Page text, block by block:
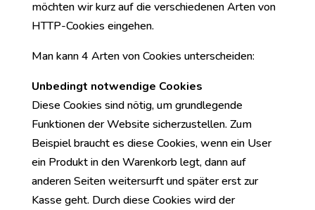
möchten wir kurz auf die verschiedenen Arten von
HTTP-Cookies eingehen.
Man kann 4 Arten von Cookies unterscheiden:
Unbedingt notwendige Cookies
Diese Cookies sind nötig, um grundlegende
Funktionen der Website sicherzustellen. Zum
Beispiel braucht es diese Cookies, wenn ein User
ein Produkt in den Warenkorb legt, dann auf
anderen Seiten weitersurft und später erst zur
Kasse geht. Durch diese Cookies wird der